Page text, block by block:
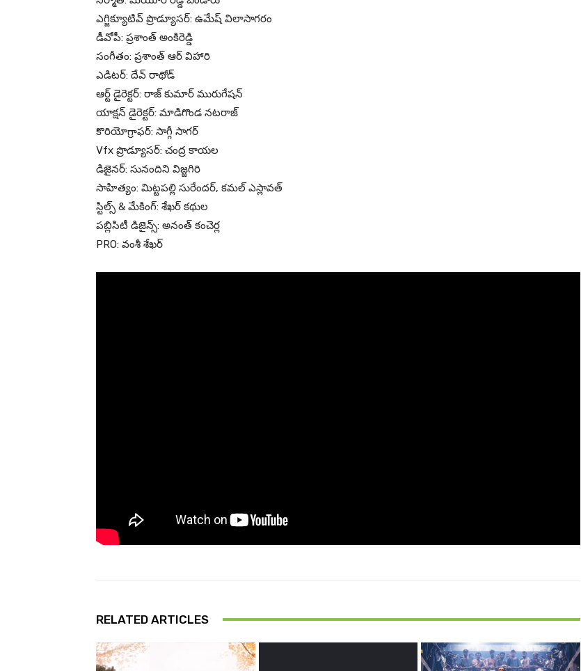
ఎగ్జిక్యూటివ్ ప్రొడ్యూసర్: ఉమేష్ విలాసాగరం
డీవోపీ: ప్రశాంత్ అంకిరెడ్డి
సంగీతం: ప్రశాంత్ ఆర్ విహారి
ఎడిటర్: దేవ్ రాథోడ్
ఆర్ట్ డైరెక్టర్: రాజ్ కుమార్ మురుగేషన్
యాక్షన్ డైరెక్టర్: మాడిగొండ నటరాజ్
కొరియోగ్రాఫర్: సాగ్గీ సాగర్
Vfx ప్రొడ్యూసర్: చంద్ర కాయల
డిజైనర్: సునందిని విజ్జగిరి
సాహిత్యం: మిట్టపల్లి సురేందర్, కమల్ ఎస్లావత్
స్టిల్స్ & మేకింగ్: శేఖర్ కథుల
పబ్లిసిటీ డిజైన్స్: అనంత్ కంచెర్ల
PRO: వంశీ శేఖర్
RELATED ARTICLES